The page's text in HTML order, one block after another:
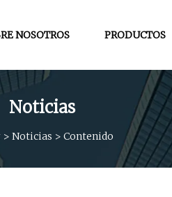
NOSOTROS PRODUCTOS
Noticias
> Noticias > Contenido